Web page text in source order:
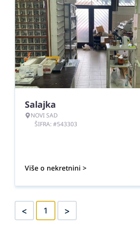
Salajka
NOVI SAD
ŠIFRA: #543303
Više o nekretnini >
< 1 >